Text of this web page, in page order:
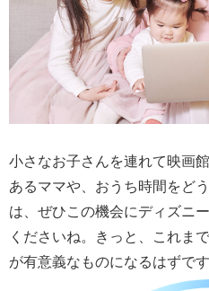
小さなお子さんを連れて映画
あるママや、おうち時間をど
は、ぜひこの機会にディズニ
くださいね。きっと、これま
が有意義なものになるはずです